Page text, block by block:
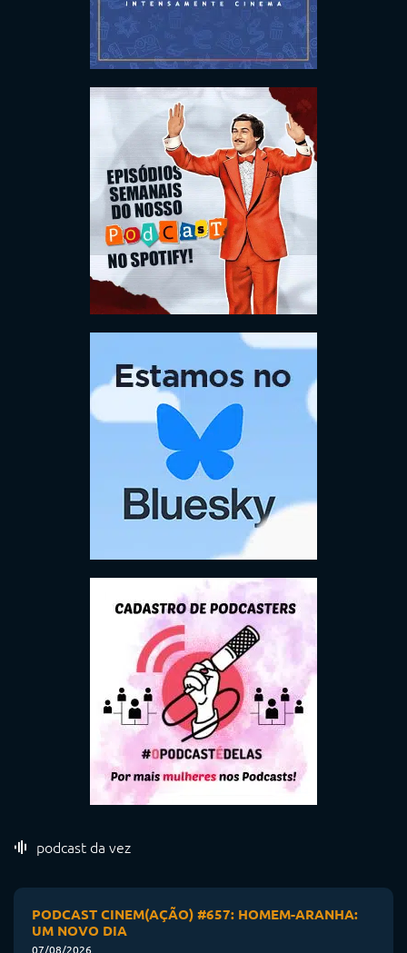
podcast da vez
PODCAST CINEM(AÇÃO) #657: HOMEM-ARANHA:
UM NOVO DIA
07/08/2026